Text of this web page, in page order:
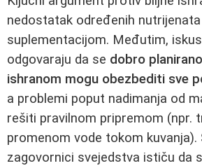
nedostatak određenih
suplementacijom. Međutim,
odgovaraju da se dobro
ishranom mogu obezbediti sve
a problemi poput nadimanja od
rešiti pravilnom pripremom (npr.
promenom vode tokom kuvanja).
zagovornici svejedstva ističu da